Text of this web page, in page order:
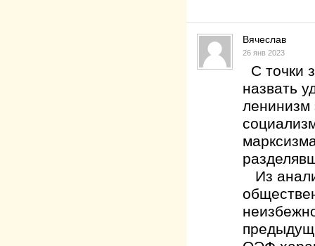
Вячеслав
26 янв 2023
С точки
назвать
ленинизм
Из